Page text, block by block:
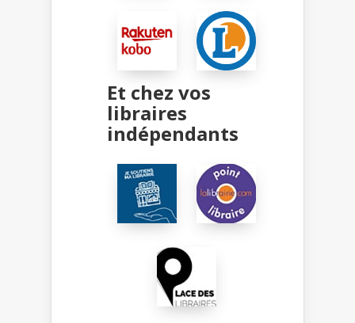
Et chez vos
libraires
indépendants